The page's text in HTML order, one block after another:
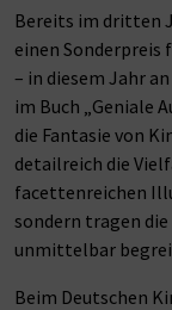
Bereits im dritten
einen Sonderpreis
– in diesem Jahr
im Buch „Geniale
die Fantasie von
detailreich die
facettenreichen
sondern tragen
unmittelbar
Beim Deutschen